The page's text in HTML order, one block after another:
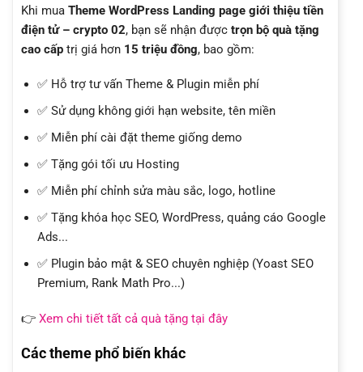
Khi mua Theme WordPress Landing page giới thiệu tiền
điện tử – crypto 02, bạn sẽ nhận được trọn bộ quà tặng
cao cấp trị giá hơn 15 triệu đồng, bao gồm:
✅ Hỗ trợ tư vấn Theme & Plugin miễn phí
✅ Sử dụng không giới hạn website, tên miền
✅ Miễn phí cài đặt theme giống demo
✅ Tặng gói tối ưu Hosting
✅ Miễn phí chỉnh sửa màu sắc, logo, hotline
✅ Tặng khóa học SEO, WordPress, quảng cáo Google
Ads...
✅ Plugin bảo mật & SEO chuyên nghiệp (Yoast SEO
Premium, Rank Math Pro...)
👉 Xem chi tiết tất cả quà tặng tại đây
Các theme phổ biến khác